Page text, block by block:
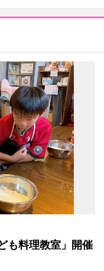
も料理教室」開催